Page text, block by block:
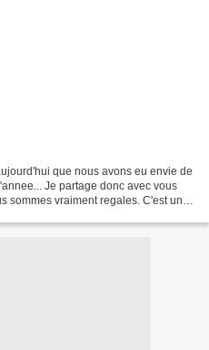
que nous avons eu envie de
Je partage donc avec vous
sommes vraiment regales. C'est une